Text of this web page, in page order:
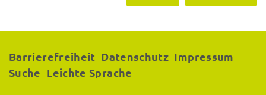
Barrierefreiheit Datenschutz Impressum
Suche Leichte Sprache